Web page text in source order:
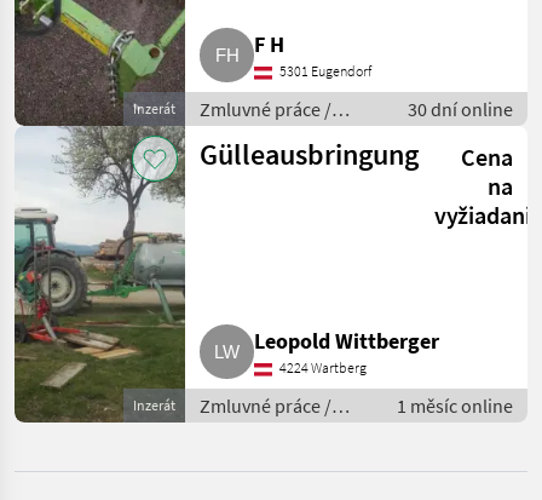
MARKETPLACE
Marketplace
Nabídky
prodejců
Inzeráty
Inzerát
F H
5301 Eugendorf
Zmluvné práce /
Zbieranie / lámanie
kameňov
30 dní online
Inzerát
Gülleausbringung
Cena
na
Leopold Wittberger
4224 Wartberg
Zmluvné práce /
Zbieranie / lámanie
1 měsíc online